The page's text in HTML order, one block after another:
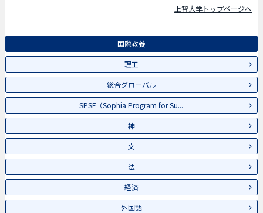
上智大学トップページへ
国際教養
理工
総合グローバル
SPSF（Sophia Program for Su...
神
文
法
経済
外国語